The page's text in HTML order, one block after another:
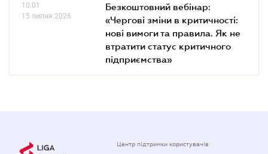
10.01
15 липня 2026
Безкоштовний вебінар:
«Чергові зміни в критичності:
нові вимоги та правила. Як не
втратити статус критичного
підприємства»
Центр підтримки користувачів